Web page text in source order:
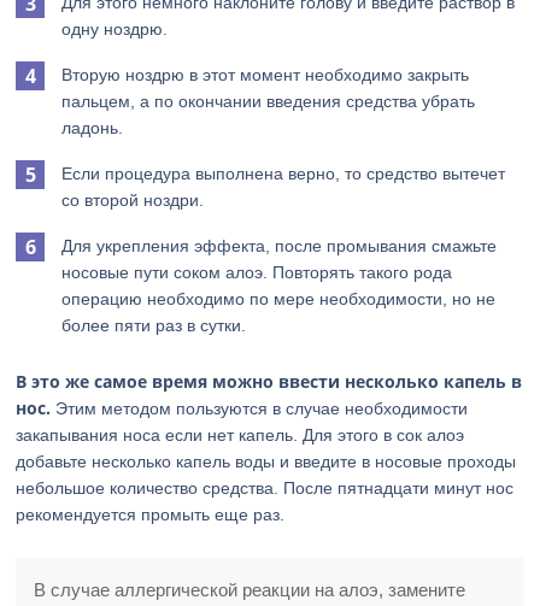
одну ноздрю.
Вторую ноздрю в этот момент необходимо закрыть
пальцем, а по окончании введения средства убрать
ладонь.
Если процедура выполнена верно, то средство вытечет
со второй ноздри.
Для укрепления эффекта, после промывания смажьте
носовые пути соком алоэ. Повторять такого рода
операцию необходимо по мере необходимости, но не
более пяти раз в сутки.
В это же самое время можно ввести несколько капель в
нос. Этим методом пользуются в случае необходимости
закапывания носа если нет капель. Для этого в сок алоэ
добавьте несколько капель воды и введите в носовые проходы
небольшое количество средства. После пятнадцати минут нос
рекомендуется промыть еще раз.
В случае аллергической реакции на алоэ, замените